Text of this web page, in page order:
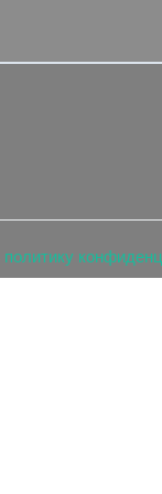
политику